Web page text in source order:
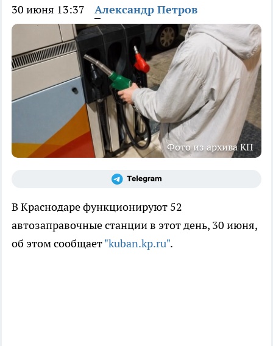
30 июня 13:37 Александр Петров
Фото из архива КП
В Краснодаре функционируют 52
автозаправочные станции в этот день, 30 июня,
об этом сообщает"kuban.kp.ru".